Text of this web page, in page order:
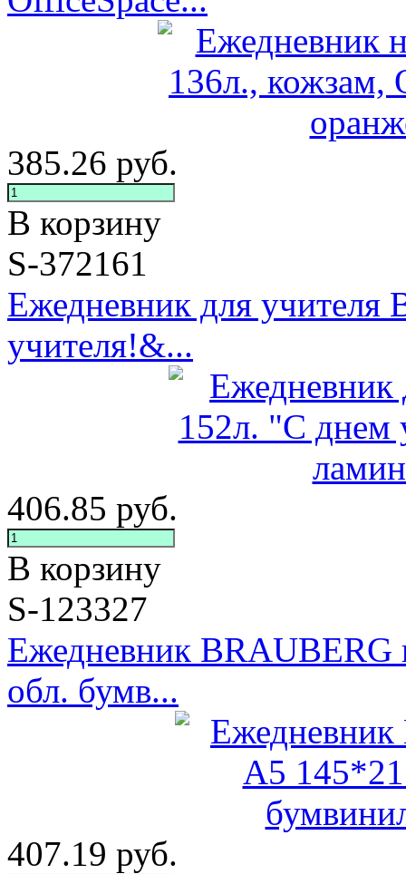
385.26 руб.
В корзину
S-372161
Ежедневник для
учителя!&...
406.85 руб.
В корзину
S-123327
Ежедневник
обл. бумв...
407.19 руб.